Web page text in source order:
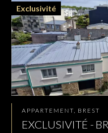
APPARTEMENT, BREST
EXCLUSIVITÉ -
Exclusivité